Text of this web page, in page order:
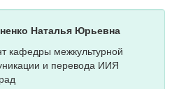
Наталья Юрьевна
кафедры межкультурной
и перевода ИИЯ